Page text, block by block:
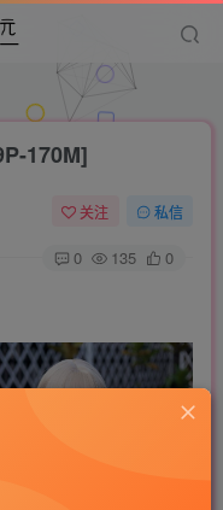
170M]
关注 私信
0 135 0